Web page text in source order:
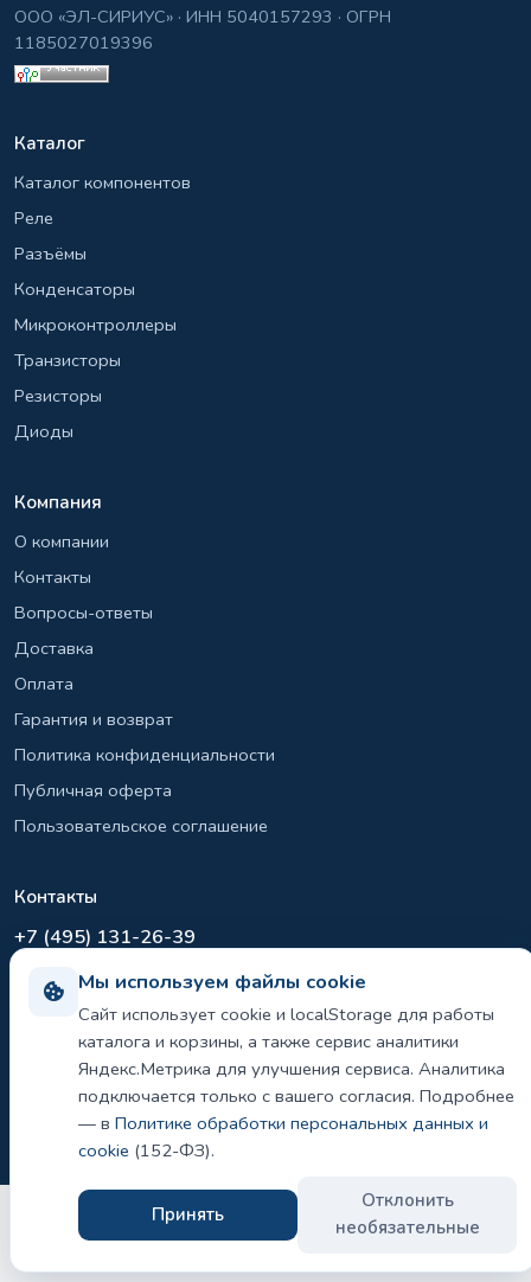
Мы используем файлы cookie
Сайт использует cookie и localStorage для работы
каталога и корзины, а также сервис аналитики
Яндекс.Метрика для улучшения сервиса. Аналитика
подключается только с вашего согласия. Подробнее
— в Политике обработки персональных данных и
cookie (152-ФЗ).
Принять
Отклонить
необязательные
ООО «ЭЛ-СИРИУС» · ИНН 5040157293 · ОГРН
1185027019396
Каталог
Каталог компонентов
Реле
Разъёмы
Конденсаторы
Микроконтроллеры
Транзисторы
Резисторы
Диоды
Компания
О компании
Контакты
Вопросы-ответы
Доставка
Оплата
Гарантия и возврат
Политика конфиденциальности
Публичная оферта
Пользовательское соглашение
Контакты
+7 (495) 131-26-39
info@el-sirius.ru
МО, г. Раменское, ул. Карла Маркса
Склад: Шереметьево, Московская область
2026 ООО «ЭЛ-СИРИУС». Все права защищены.
Политика конфиденциальности и использования cookie